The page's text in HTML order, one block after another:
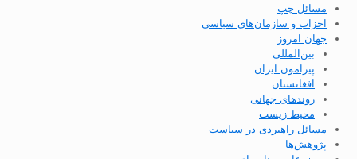
مسائل چپ
احزاب و سازمان‌های سیاسی
جهان امروز
بین‌المللی
پیرامون ایران
افغانستان
روندهای جهانی
محیط زیست
مسائل راهبردی در سیاست
پژوهش‌ها